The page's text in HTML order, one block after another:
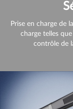
Prise en charge de
charge telles
contrôle de